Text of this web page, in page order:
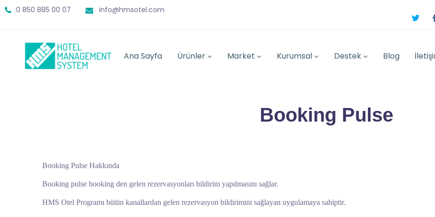
0 850 885 00 07 info@hmsotel.com
Ana Sayfa Ürünler Market Kurumsal Destek Blog
Booking Pulse
Booking Pulse Hakkında
Booking pulse booking den gelen rezervasyonları bildirim yapılmasını sağlar.
HMS Otel Programı bütün kanallardan gelen rezervasyon bildirimini sağlayan uygulamaya sahiptir.